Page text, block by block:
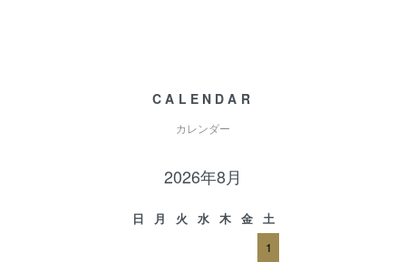
CALENDAR
カレンダー
2026年8月
日 月 火 水 木 金
土
1